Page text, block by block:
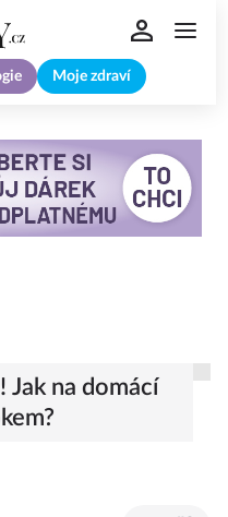
Moje zdraví
Jak na domácí